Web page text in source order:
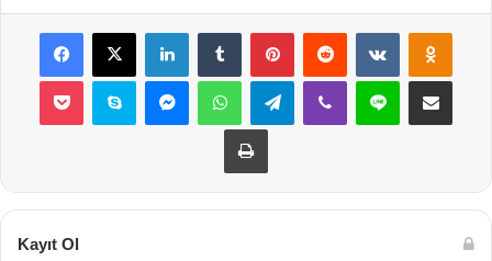
Facebook
X LinkedInTumblr PinterestReddit VKontakte
Pocket Skype MessengerWhatsAppTelegramViber Line E-Posta ile
Yazdır
Kayıt Ol